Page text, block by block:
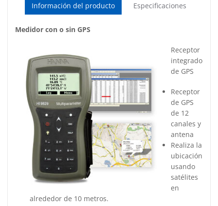
Información del producto Especificaciones
Medidor con o sin GPS
Receptor
integrado
de GPS
Receptor
de GPS
de 12
canales y
antena
Realiza la
ubicación
usando
satélites
en
alrededor de 10 metros.